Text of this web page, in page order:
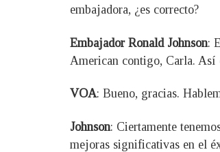
embajadora, ¿es correcto?
Embajador Ronald Johnson:
American contigo, Carla. Así
VOA: Bueno, gracias.
Johnson: Ciertamente
mejoras significativas en el